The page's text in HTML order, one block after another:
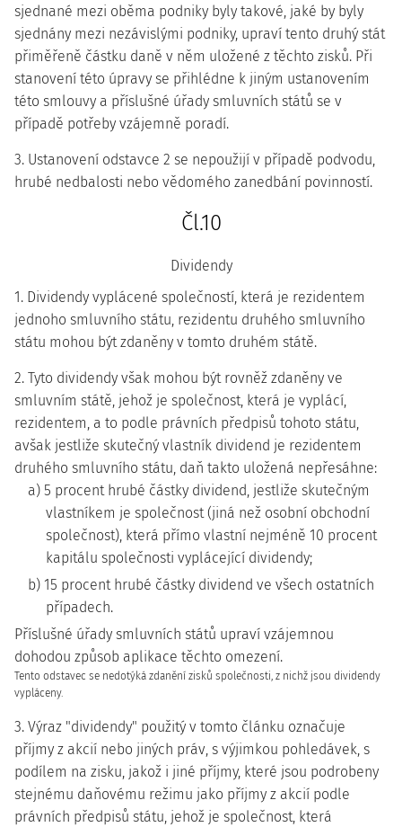
sjednané mezi oběma podniky byly takové, jaké by byly
sjednány mezi nezávislými podniky, upraví tento druhý stát
přiměřeně částku daně v něm uložené z těchto zisků. Při
stanovení této úpravy se přihlédne k jiným ustanovením
této smlouvy a příslušné úřady smluvních států se v
případě potřeby vzájemně poradí.
3. Ustanovení odstavce 2 se nepoužijí v případě podvodu,
hrubé nedbalosti nebo vědomého zanedbání povinností.
Čl.10
Dividendy
1. Dividendy vyplácené společností, která je rezidentem
jednoho smluvního státu, rezidentu druhého smluvního
státu mohou být zdaněny v tomto druhém státě.
2. Tyto dividendy však mohou být rovněž zdaněny ve
smluvním státě, jehož je společnost, která je vyplácí,
rezidentem, a to podle právních předpisů tohoto státu,
avšak jestliže skutečný vlastník dividend je rezidentem
druhého smluvního státu, daň takto uložená nepřesáhne:
a) 5 procent hrubé částky dividend, jestliže skutečným
vlastníkem je společnost (jiná než osobní obchodní
společnost), která přímo vlastní nejméně 10 procent
kapitálu společnosti vyplácející dividendy;
b) 15 procent hrubé částky dividend ve všech ostatních
případech.
Příslušné úřady smluvních států upraví vzájemnou
dohodou způsob aplikace těchto omezení.
Tento odstavec se nedotýká zdanění zisků společnosti, z nichž jsou dividendy
vypláceny.
3. Výraz "dividendy" použitý v tomto článku označuje
příjmy z akcií nebo jiných práv, s výjimkou pohledávek, s
podílem na zisku, jakož i jiné příjmy, které jsou podrobeny
stejnému daňovému režimu jako příjmy z akcií podle
právních předpisů státu, jehož je společnost, která